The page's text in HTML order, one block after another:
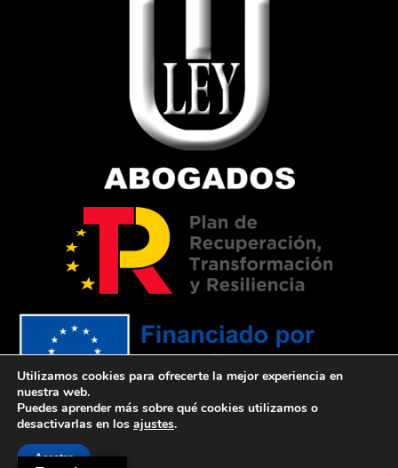
Financiado por la Unión Europea –
NextGenerationEU
Utilizamos cookies para ofrecerte la mejor experiencia en
nuestra web.
Puedes aprender más sobre qué cookies utilizamos o
desactivarlas en los ajustes.
Aceptar